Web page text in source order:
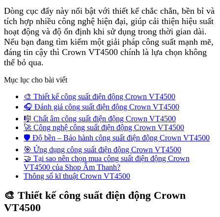
Dòng cục đẩy này nổi bật với thiết kế chắc chắn, bền bỉ và
tích hợp nhiều công nghệ hiện đại, giúp cải thiện hiệu suất
hoạt động và độ ổn định khi sử dụng trong thời gian dài.
Nếu bạn đang tìm kiếm một giải pháp công suất mạnh mẽ,
đáng tin cậy thì Crown VT4500 chính là lựa chọn không
thể bỏ qua.
Mục lục cho bài viết
🎨 Thiết kế công suất điện động Crown VT4500
🎧 Đánh giá công suất điện động Crown VT4500
🎼 Chất âm công suất điện động Crown VT4500
🚀 Công nghệ công suất điện động Crown VT4500
🛡 Độ bền – Bảo hành công suất điện động Crown VT4500
🎯 Ứng dụng công suất điện động Crown VT4500
🤝 Tại sao nên chọn mua công suất điện động Crown
VT4500 của Shop Âm Thanh?
Thông số kĩ thuật Crown VT4500
🎨 Thiết kế công suất điện động Crown
VT4500